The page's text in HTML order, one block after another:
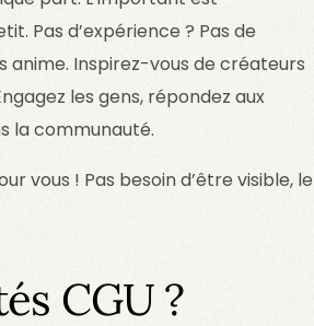
Pas d’expérience ? Pas de
anime. Inspirez-vous de créateurs
les gens, répondez aux
la communauté.
vous ! Pas besoin d’être visible, le
CGU ?